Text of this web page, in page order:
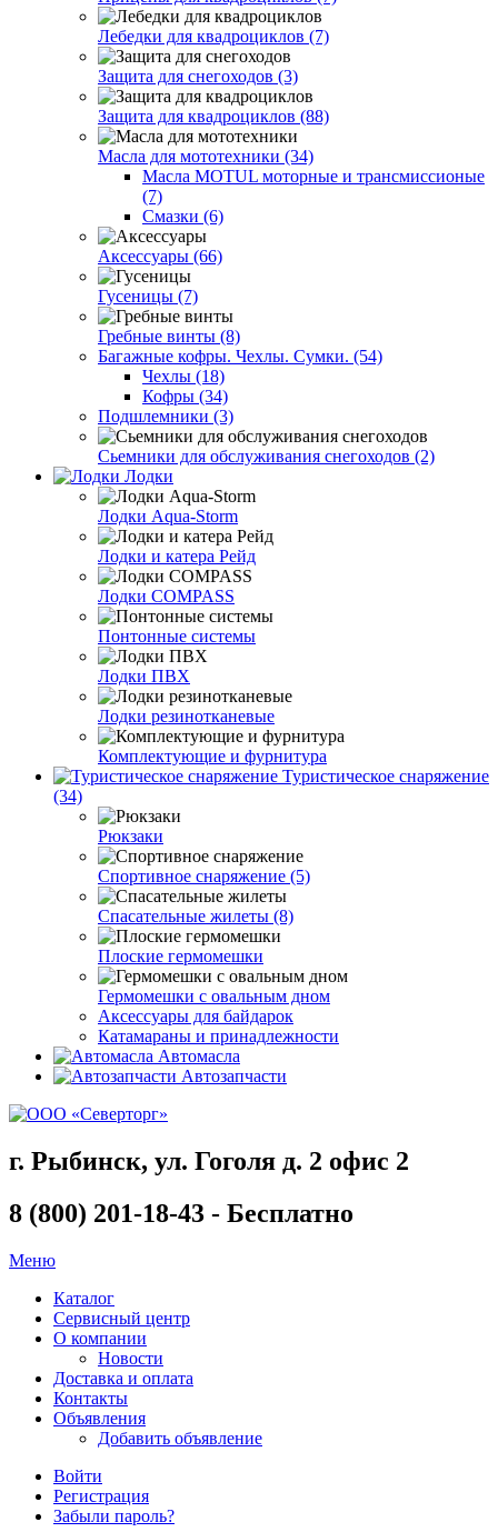
Лебедки для квадроциклов (7)
Защита для снегоходов (3)
Защита для квадроциклов (88)
Масла для мототехники (34)
Масла MOTUL моторные и трансмиссионые
(7)
Смазки (6)
Аксессуары (66)
Гусеницы (7)
Гребные винты (8)
Багажные кофры. Чехлы. Сумки. (54)
Чехлы (18)
Кофры (34)
Подшлемники (3)
Сьемники для обслуживания снегоходов (2)
Лодки
Лодки Aqua-Storm
Лодки и катера Рейд
Лодки COMPASS
Понтонные системы
Лодки ПВХ
Лодки резинотканевые
Комплектующие и фурнитура
Туристическое снаряжение
(34)
Рюкзаки
Спортивное снаряжение (5)
Спасательные жилеты (8)
Плоские гермомешки
Гермомешки с овальным дном
Аксессуары для байдарок
Катамараны и принадлежности
Автомасла
Автозапчасти
г. Рыбинск, ул. Гоголя д. 2 офис 2
8 (800) 201-18-43 - Бесплатно
Меню
Каталог
Сервисный центр
О компании
Новости
Доставка и оплата
Контакты
Объявления
Добавить объявление
Войти
Регистрация
Забыли пароль?